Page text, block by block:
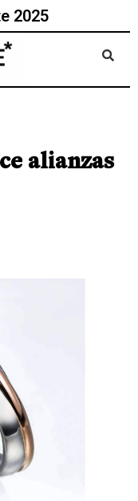
2025
alianzas